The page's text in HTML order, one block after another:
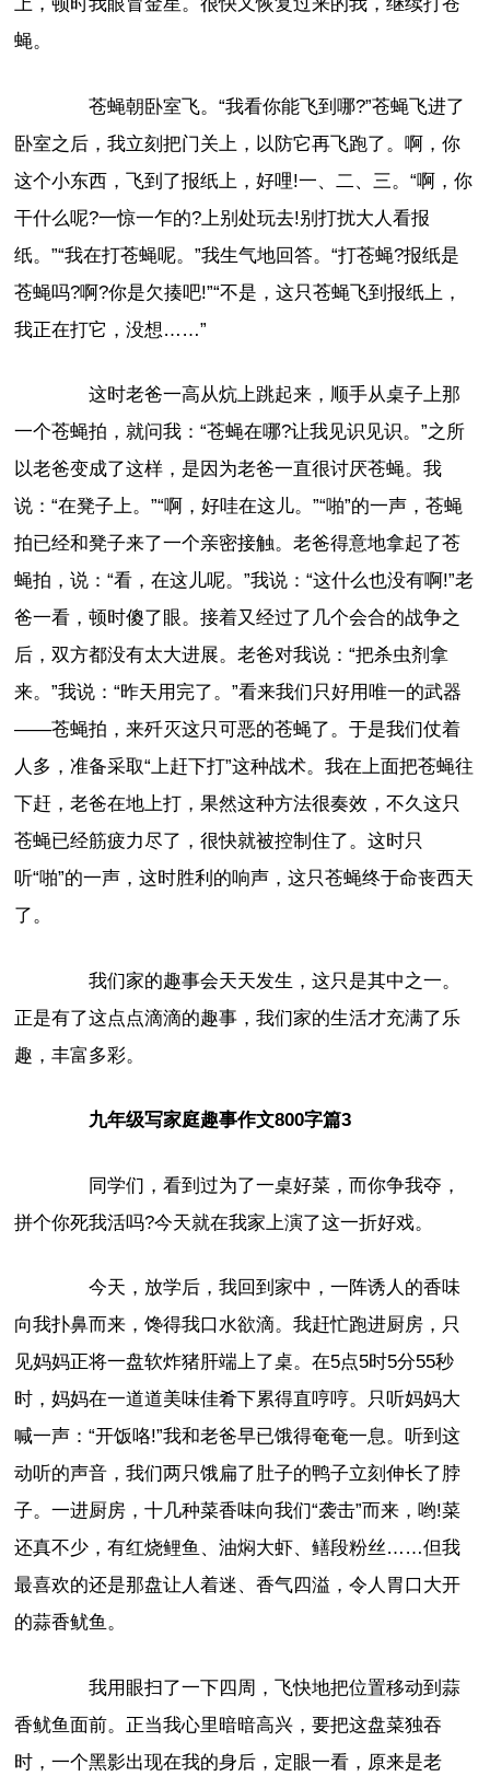
蝇。
苍蝇朝卧室飞。“我看你能飞到哪?”苍蝇飞进了
卧室之后，我立刻把门关上，以防它再飞跑了。啊，你
这个小东西，飞到了报纸上，好哩!一、二、三。“啊，你
干什么呢?一惊一乍的?上别处玩去!别打扰大人看报
纸。”“我在打苍蝇呢。”我生气地回答。“打苍蝇?报纸是
苍蝇吗?啊?你是欠揍吧!”“不是，这只苍蝇飞到报纸上，
我正在打它，没想……”
这时老爸一高从炕上跳起来，顺手从桌子上那
一个苍蝇拍，就问我：“苍蝇在哪?让我见识见识。”之所
以老爸变成了这样，是因为老爸一直很讨厌苍蝇。我
说：“在凳子上。”“啊，好哇在这儿。”“啪”的一声，苍蝇
拍已经和凳子来了一个亲密接触。老爸得意地拿起了苍
蝇拍，说：“看，在这儿呢。”我说：“这什么也没有啊!”老
爸一看，顿时傻了眼。接着又经过了几个会合的战争之
后，双方都没有太大进展。老爸对我说：“把杀虫剂拿
来。”我说：“昨天用完了。”看来我们只好用唯一的武器
——苍蝇拍，来歼灭这只可恶的苍蝇了。于是我们仗着
人多，准备采取“上赶下打”这种战术。我在上面把苍蝇往
下赶，老爸在地上打，果然这种方法很奏效，不久这只
苍蝇已经筋疲力尽了，很快就被控制住了。这时只
听“啪”的一声，这时胜利的响声，这只苍蝇终于命丧西天
了。
我们家的趣事会天天发生，这只是其中之一。
正是有了这点点滴滴的趣事，我们家的生活才充满了乐
趣，丰富多彩。
九年级写家庭趣事作文800字篇3
同学们，看到过为了一桌好菜，而你争我夺，
拼个你死我活吗?今天就在我家上演了这一折好戏。
今天，放学后，我回到家中，一阵诱人的香味
向我扑鼻而来，馋得我口水欲滴。我赶忙跑进厨房，只
见妈妈正将一盘软炸猪肝端上了桌。在5点5时5分55秒
时，妈妈在一道道美味佳肴下累得直哼哼。只听妈妈大
喊一声：“开饭咯!”我和老爸早已饿得奄奄一息。听到这
动听的声音，我们两只饿扁了肚子的鸭子立刻伸长了脖
子。一进厨房，十几种菜香味向我们“袭击”而来，哟!菜
还真不少，有红烧鲤鱼、油焖大虾、鳝段粉丝……但我
最喜欢的还是那盘让人着迷、香气四溢，令人胃口大开
的蒜香鱿鱼。
我用眼扫了一下四周，飞快地把位置移动到蒜
香鱿鱼面前。正当我心里暗暗高兴，要把这盘菜独吞
时，一个黑影出现在我的身后，定眼一看，原来是老